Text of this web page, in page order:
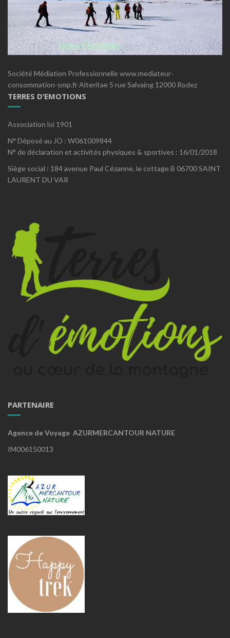
Société Médiation Professionnelle www.mediateur-
consommation-smp.fr Alteritae 5 rue Salvaing 12000 Rodez
TERRES D’EMOTIONS
Association loi 1901
N° Déposé au JO : W061009844
N° de déclaration et activités physiques & sportives : 16/01/2018
Siège social : 184 avenue Paul Cézanne, le cottage B 06700 SAINT
LAURENT DU VAR
PARTENAIRE
Agence de Voyage AZURMERCANTOUR NATURE
IM006150013